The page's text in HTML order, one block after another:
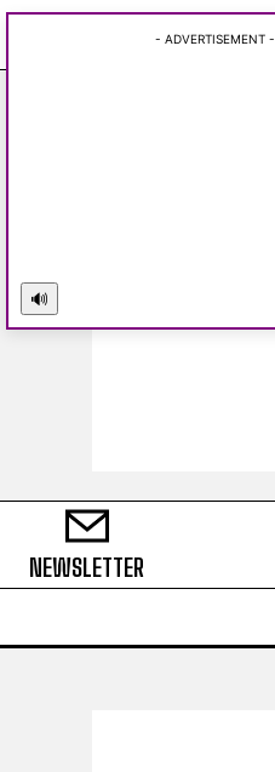
Friday, August 7, 2026
NEWSLETTER
- ADVERTISEMENT -
🔊